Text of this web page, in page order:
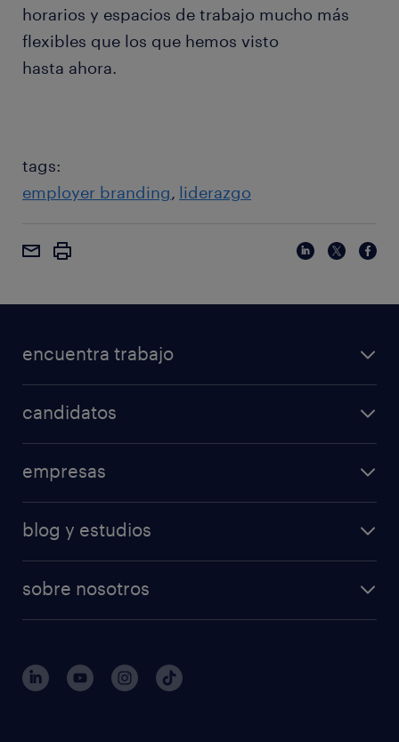
horarios y espacios de trabajo mucho más
flexibles que los que hemos visto
hasta ahora.
tags:
employer branding liderazgo
encuentra trabajo
candidatos
empresas
blog y estudios
sobre nosotros